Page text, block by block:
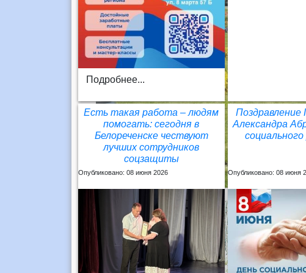
Подробнее...
Есть такая работа – людям
помогать: сегодня в
Белореченске чествуют
лучших сотрудников
соцзащиты
Опубликовано: 08 июня 2026
Поздравление
Александра
Опубликовано: 08 июня